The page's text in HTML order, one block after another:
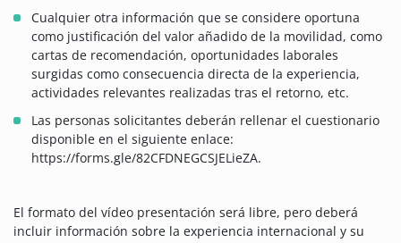
Cualquier otra información que se considere oportuna
como justificación del valor añadido de la movilidad, como
cartas de recomendación, oportunidades laborales
surgidas como consecuencia directa de la experiencia,
actividades relevantes realizadas tras el retorno, etc.
Las personas solicitantes deberán rellenar el cuestionario
disponible en el siguiente enlace:
https://forms.gle/82CFDNEGCSJELieZA.
El formato del vídeo presentación será libre, pero deberá
incluir información sobre la experiencia internacional y su